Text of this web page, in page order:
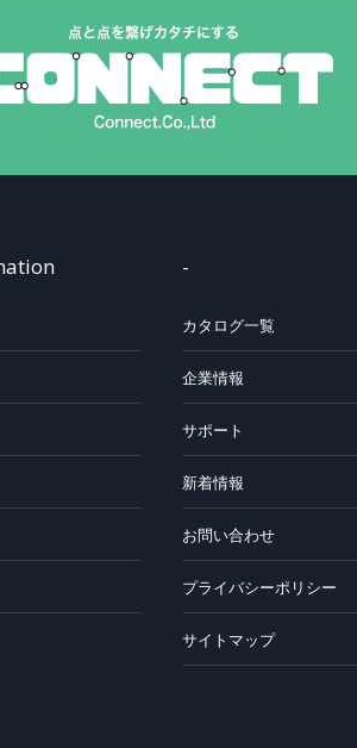
-
カタログ一覧
企業情報
サポート
新着情報
お問い合わせ
プライバシーポリシー
サイトマップ